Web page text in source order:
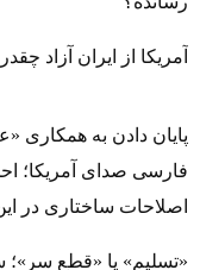
آمریکا از ایران آزاد
پایان دادن به همکاری
فارسی صدای آمریکا؛
اصلاحات ساختاری در
«تسلیم» یا «قطع